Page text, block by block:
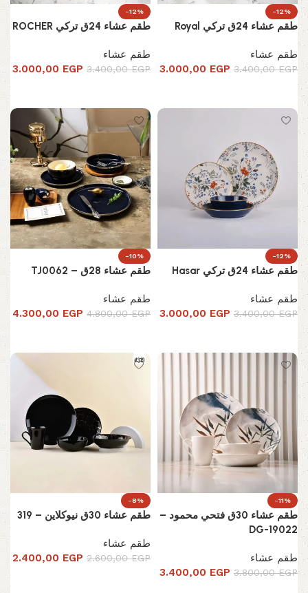
-12%
طقم عشاء 24ق تركي Royal
طقم عشاء
3.400,00EGP
3.000,00 EGP
-12%
طقم عشاء 24ق تركي ROCHER
طقم عشاء
3.400,00EGP
3.000,00 EGP
-12%
طقم عشاء 24ق تركي Hasar
طقم عشاء
3.400,00EGP
3.000,00 EGP
-10%
طقم عشاء 28ق – TJ0062
طقم عشاء
4.800,00EGP
4.300,00 EGP
-11%
طقم عشاء 30ق فتحي محمود –
DG-19022
طقم عشاء
3.800,00EGP
3.400,00 EGP
-8%
طقم عشاء 30ق نيوكلاين – 319
طقم عشاء
2.600,00EGP
2.400,00 EGP